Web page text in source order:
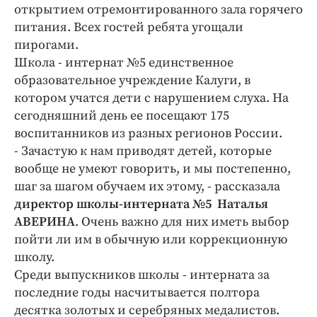
Интересное чтиво
Клиника года
Бренд года
Работодатель года
открытием отремонтированного зала горячего
питания. Всех гостей ребята угощали
пирогами.
Школа - интернат №5 единственное
образовательное учреждение Калуги, в
котором учатся дети с нарушением слуха. На
сегодняшний день ее посещают 175
воспитанников из разных регионов России.
- Зачастую к нам приводят детей, которые
вообще не умеют говорить, и мы постепенно,
шаг за шагом обучаем их этому, - рассказала
директор школы-интерната №5 Наталья
АВЕРИНА. Очень важно для них иметь выбор
пойти ли им в обычную или коррекционную
школу.
Среди выпускников школы - интерната за
последние годы насчитывается полтора
десятка золотых и серебряных медалистов.